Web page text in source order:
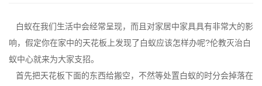
白蚁在我们生活中会经常呈现，而且对家居中家具具有非常大的影
响，假定你在家中的天花板上发现了白蚁应该怎样办呢?伦教灭治白
蚁中心就来为大家支招。
首先把天花板下面的东西给搬空，不然等处置白蚁的时分会掉落在